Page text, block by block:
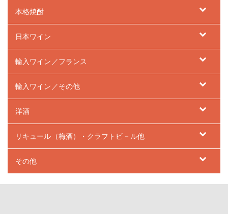
本格焼酎
日本ワイン
輸入ワイン／フランス
輸入ワイン／その他
洋酒
リキュール（梅酒）・クラフトビ－ル他
その他